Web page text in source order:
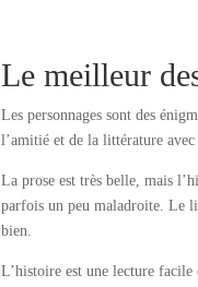
Le meilleur
Les personnages sont des
l’amitié et de la littérature
La prose est très belle, mais
parfois un peu maladroite. Le
bien.
L’histoire est une lecture